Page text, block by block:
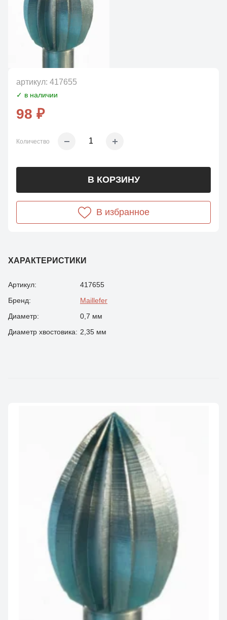
ХАРАКТЕРИСТИКИ
Артикул:
417655
Бренд:
Maillefer
Диаметр:
0,7 мм
Диаметр хвостовика: 2,35 мм
артикул: 417655
✓ в наличии
98 ₽
Количество
В КОРЗИНУ
В избранное